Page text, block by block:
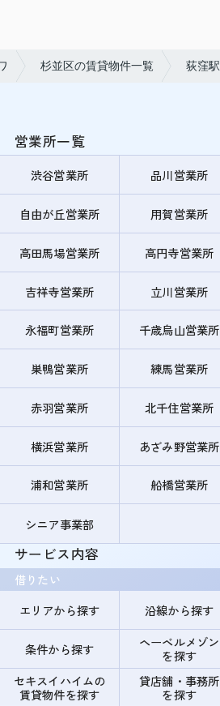
杉並区の賃貸物件一覧 荻窪駅
営業所一覧
渋谷営業所 品川営業所
自由が丘営業所 用賀営業所
高田馬場営業所 高円寺営業所
吉祥寺営業所 立川営業所
永福町営業所 千歳烏山営業所
巣鴨営業所 練馬営業所
赤羽営業所 北千住営業所
横浜営業所 あざみ野営業所
浦和営業所 船橋営業所
シニア事業部
サービス内容
借りたい
エリアから探す
沿線から探す
条件から探す
ヘーベルメゾン
を探す
セキスイハイムの
賃貸物件を探す
貸店舗・事務所
を探す